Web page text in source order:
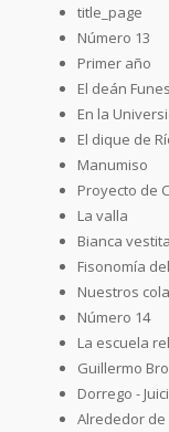
title_page
Número 13
Primer año
El deán Funes
En la
El dique de
Manumiso
Proyecto de
La valla
Bianca vestita
Fisonomía
Nuestros
Número 14
La escuela
Guillermo
Dorrego -
Alrededor de